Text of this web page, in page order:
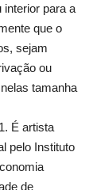
para a
que o
sejam
ou
tamanha
É artista
pelo Instituto
de